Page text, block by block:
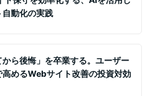
自動化の実践
から後悔」を卒業する。ユーザー
高めるWebサイト改善の投資対効